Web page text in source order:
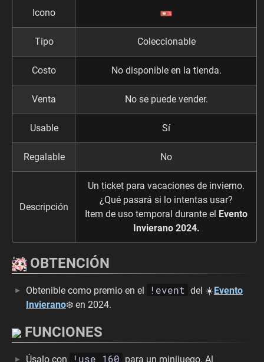
Icono
Tipo Coleccionable
Costo No disponible en la tienda.
Venta No se puede vender.
Usable Sí
Regalable No
Descripción
Un ticket para vacaciones de invierno.
¿Qué pasará si lo intentas usar?
Item de uso temporal durante el Evento
Invierano 2024.
OBTENCIÓN
Obtenible como premio en el !event del ☀️Evento
Invierano❄️ en 2024.
FUNCIONES
Úsalo con !use 160 para un minijuego. Al